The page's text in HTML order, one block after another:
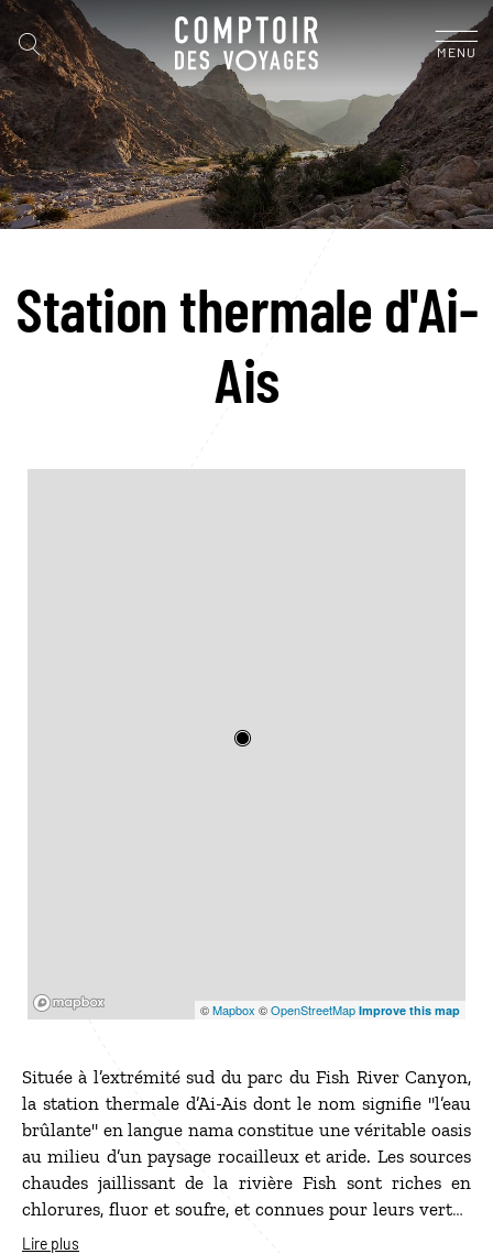
MENU
Station thermale d'Ai-
Ais
©Mapbox ©OpenStreetMap Improve this map
Située à l’extrémité sud du parc du Fish River Canyon,
la station thermale d’Ai-Ais dont le nom signifie "l’eau
brûlante" en langue nama constitue une véritable oasis
au milieu d’un paysage rocailleux et aride. Les sources
chaudes jaillissant de la rivière Fish sont riches en
chlorures, fluor et soufre, et connues pour leurs vertus
apaisantes. Nichée au cœur du canyon, cette halte
Lire plus